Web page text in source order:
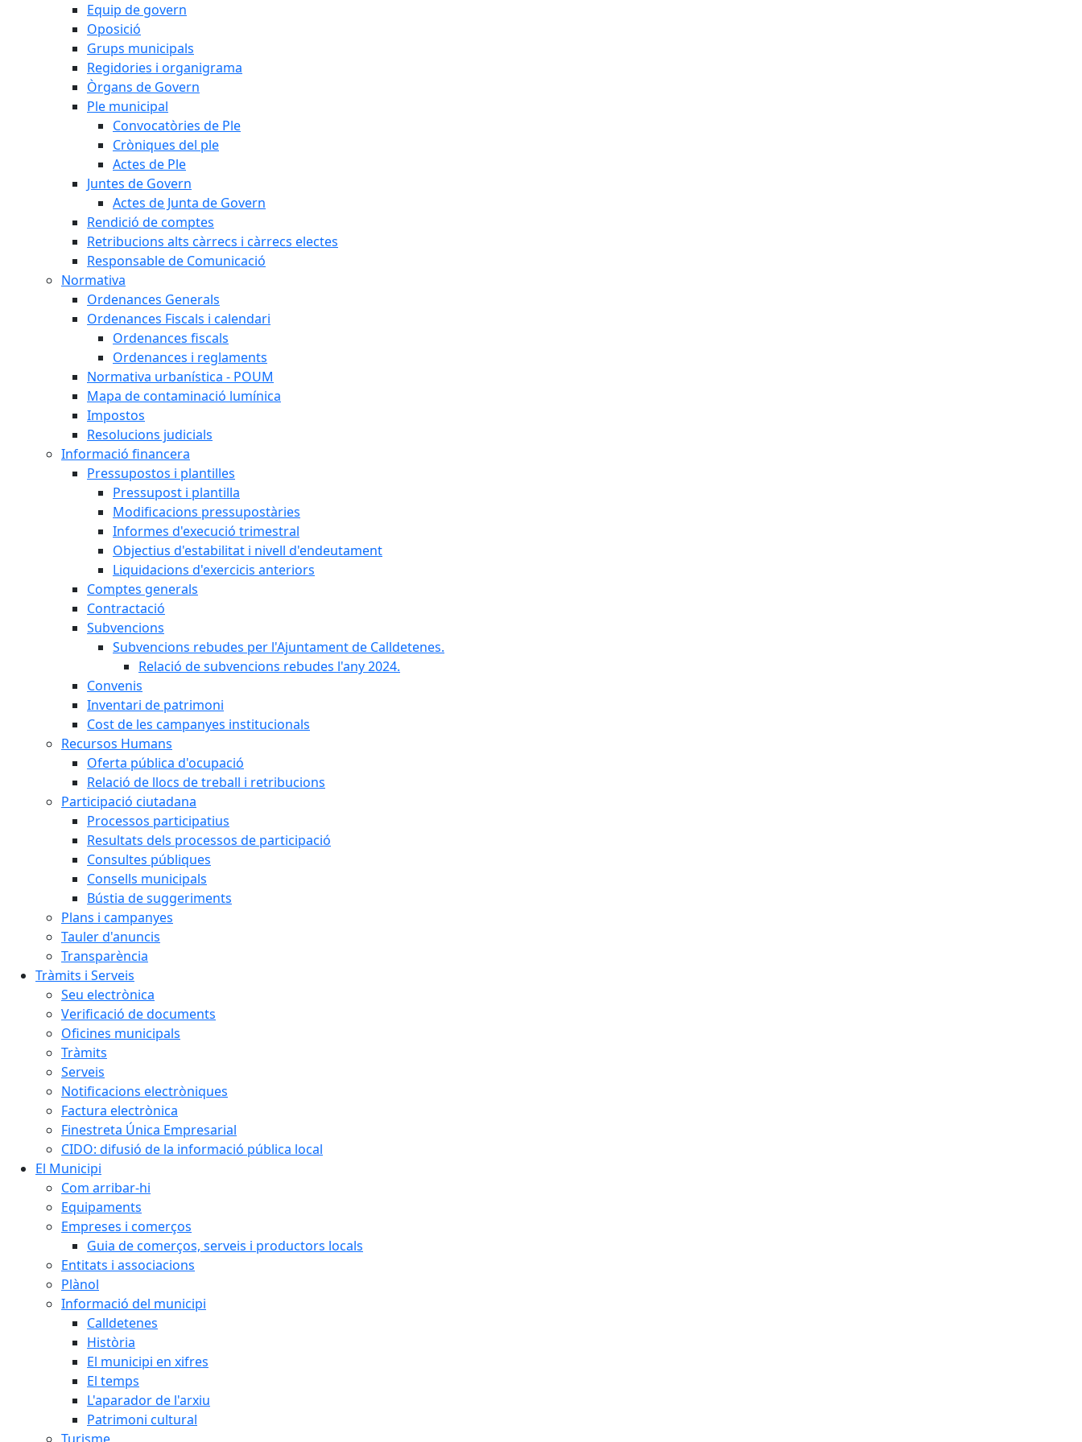
Equip de govern
Oposició
Grups municipals
Regidories i organigrama
Òrgans de Govern
Ple municipal
Convocatòries de Ple
Cròniques del ple
Actes de Ple
Juntes de Govern
Actes de Junta de Govern
Rendició de comptes
Retribucions alts càrrecs i càrrecs electes
Responsable de Comunicació
Normativa
Ordenances Generals
Ordenances Fiscals i calendari
Ordenances fiscals
Ordenances i reglaments
Normativa urbanística - POUM
Mapa de contaminació lumínica
Impostos
Resolucions judicials
Informació financera
Pressupostos i plantilles
Pressupost i plantilla
Modificacions pressupostàries
Informes d'execució trimestral
Objectius d'estabilitat i nivell d'endeutament
Liquidacions d'exercicis anteriors
Comptes generals
Contractació
Subvencions
Subvencions rebudes per l'Ajuntament de Calldetenes.
Relació de subvencions rebudes l'any 2024.
Convenis
Inventari de patrimoni
Cost de les campanyes institucionals
Recursos Humans
Oferta pública d'ocupació
Relació de llocs de treball i retribucions
Participació ciutadana
Processos participatius
Resultats dels processos de participació
Consultes públiques
Consells municipals
Bústia de suggeriments
Plans i campanyes
Tauler d'anuncis
Transparència
Tràmits i Serveis
Seu electrònica
Verificació de documents
Oficines municipals
Tràmits
Serveis
Notificacions electròniques
Factura electrònica
Finestreta Única Empresarial
CIDO: difusió de la informació pública local
El Municipi
Com arribar-hi
Equipaments
Empreses i comerços
Guia de comerços, serveis i productors locals
Entitats i associacions
Plànol
Informació del municipi
Calldetenes
Història
El municipi en xifres
El temps
L'aparador de l'arxiu
Patrimoni cultural